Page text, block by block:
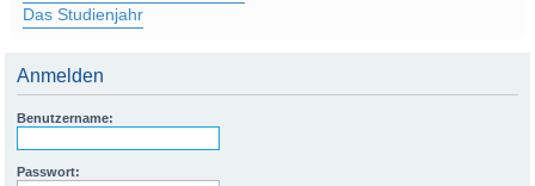
Das Studienjahr
Anmelden
Benutzername:
Passwort: